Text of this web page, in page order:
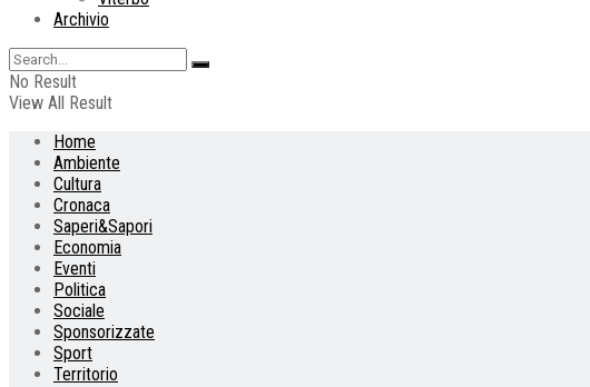
Archivio
No Result
View All Result
Home
Ambiente
Cultura
Cronaca
Saperi&Sapori
Economia
Eventi
Politica
Sociale
Sponsorizzate
Sport
Territorio